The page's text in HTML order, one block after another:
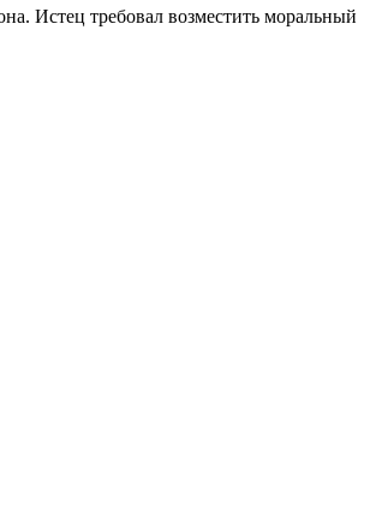
Истец требовал возместить моральный